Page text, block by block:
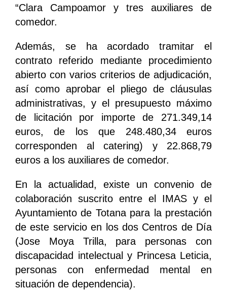
“Clara Campoamor y tres auxiliares de
comedor.
Además, se ha acordado tramitar el
contrato referido mediante procedimiento
abierto con varios criterios de adjudicación,
así como aprobar el pliego de cláusulas
administrativas, y el presupuesto máximo
de licitación por importe de 271.349,14
euros, de los que 248.480,34 euros
corresponden al catering) y 22.868,79
euros a los auxiliares de comedor.
En la actualidad, existe un convenio de
colaboración suscrito entre el IMAS y el
Ayuntamiento de Totana para la prestación
de este servicio en los dos Centros de Día
(Jose Moya Trilla, para personas con
discapacidad intelectual y Princesa Leticia,
personas con enfermedad mental en
situación de dependencia).